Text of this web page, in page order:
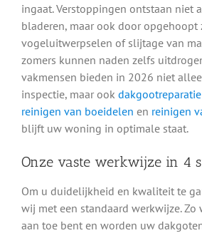
ingaat. Verstoppingen ontstaan niet
bladeren, maar ook door opgehoopt
vogeluitwerpselen of slijtage van
zomers kunnen naden zelfs
vakmensen bieden in 2026 niet
inspectie, maar ook dakgootreparatie
reinigen van boeidelen en reinigen
blijft uw woning in optimale staat.
Onze vaste werkwijze in 4
Om u duidelijkheid en kwaliteit te
wij met een standaard werkwijze.
aan toe bent en worden uw